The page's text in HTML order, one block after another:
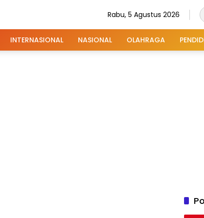
Rabu, 5 Agustus 2026
INTERNASIONAL NASIONAL OLAHRAGA